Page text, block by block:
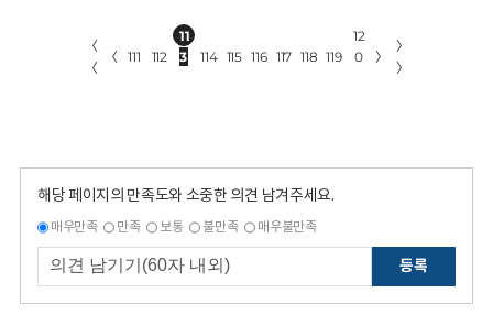
〈
〈
〈 111 112
11
3
114 115 116 117 118 119
12
0
〉
〉
〉
해당 페이지의 만족도와 소중한 의견 남겨주세요.
매우만족 만족 보통 불만족 매우불만족
등록